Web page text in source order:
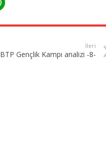
İleri
BTP Gençlik Kampı analizi -8-